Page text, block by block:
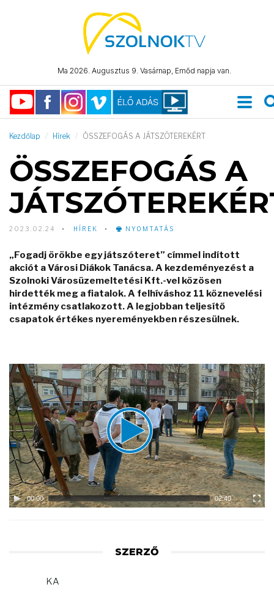
Ma 2026. Augusztus 9. Vasárnap, Emőd napja van.
Kezdőlap Hírek ÖSSZEFOGÁS A JÁTSZÓTEREKÉRT
ÖSSZEFOGÁS A
2023.02.24 HÍREK NYOMTATÁS
„Fogadj örökbe egy játszóteret” címmel indított
akciót a Városi Diákok Tanácsa. A kezdeményezést a
Szolnoki Városüzemeltetési Kft.-vel közösen
hirdették meg a fiatalok. A felhíváshoz 11 köznevelési
intézmény csatlakozott. A legjobban teljesítő
csapatok értékes nyereményekben részesülnek.
Video
Player
00:00 02:40
SZERZŐ
KA